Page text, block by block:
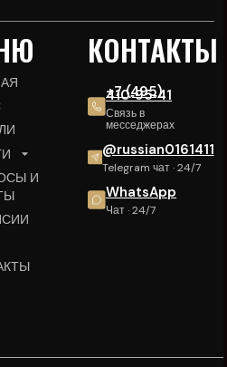
И
КОНТАКТЫ
+7 (495)
410‑95‑41
Связь в
месседжерах
@russian0161411
Telegram чат · 24/7
WhatsApp
Чат · 24/7